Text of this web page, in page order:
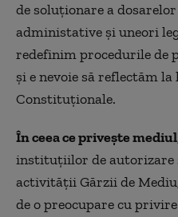
de soluționare a
administative și uneori
redefinim procedurile de
și e nevoie să reflectăm
Constituționale.
În ceea ce privește mediul
instituțiilor de autorizare
activității Gărzii de
de o preocupare cu